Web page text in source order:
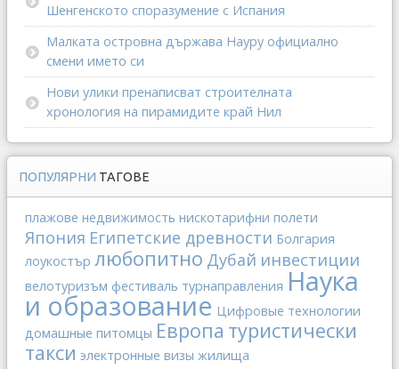
Шенгенското споразумение с Испания
Малката островна държава Науру официално
смени името си
Нови улики пренаписват строителната
хронология на пирамидите край Нил
ПОПУЛЯРНИ ТАГОВЕ
плажове недвижимость нискотарифни полети
Япония Египетские древности Болгария
лоукостър любопитно Дубай инвестиции
велотуризъм фестиваль турнаправления Наука
и образование Цифровые технологии
домашные питомцы Европа туристически
такси электронные визы жилища